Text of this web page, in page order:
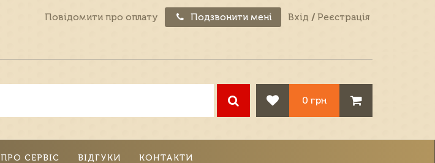
Повідомити про оплату Подзвонити мені Вхід / Реєстрація
0 грн
ПРО СЕРВІС ВІДГУКИ КОНТАКТИ